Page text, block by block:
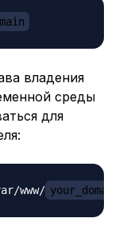
владения
среды
для
www/ your_domain